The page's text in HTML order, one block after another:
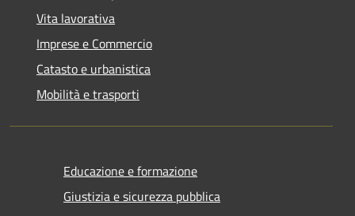
Vita lavorativa
Imprese e Commercio
Catasto e urbanistica
Mobilità e trasporti
Educazione e formazione
Giustizia e sicurezza pubblica